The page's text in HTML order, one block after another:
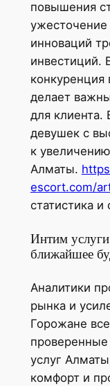
повышения
ужесточение
инноваций
инвестиций.
конкуренция
делает
для клиента.
девушек с
к
Алматы.
escort.com/
статистика
Интим
ближайшее
Аналитики
рынка и
Горожане
проверенные
услуг
комфорт и